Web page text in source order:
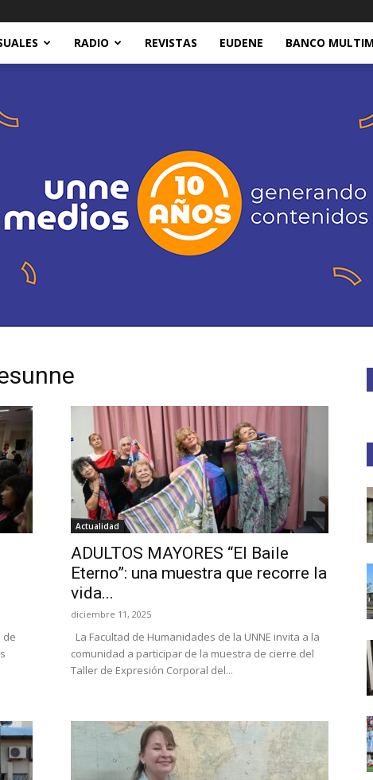
RADIO REVISTAS EUDENE BANCO
Unne
de
Actualidad
ADULTOS MAYORES “El Baile
Eterno”: una muestra que recorre la
vida...
diciembre 11, 2025
La Facultad de Humanidades de la UNNE invita a la
comunidad a participar de la muestra de cierre del
Taller de Expresión Corporal del...